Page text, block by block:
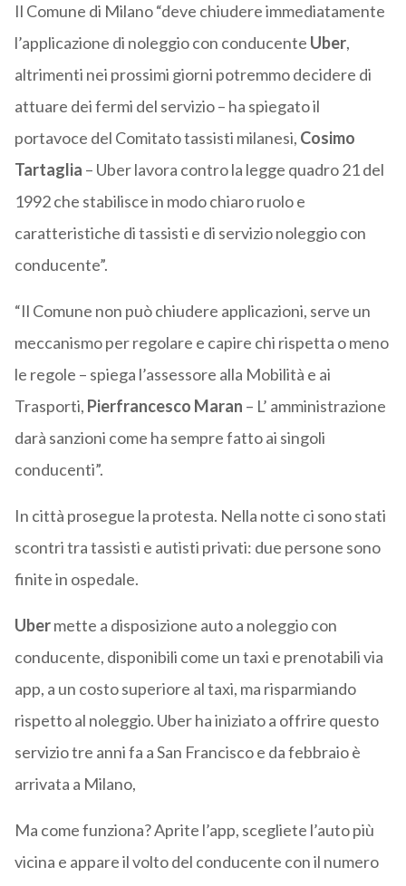
Il Comune di Milano “deve chiudere immediatamente
l’applicazione di noleggio con conducente Uber,
altrimenti nei prossimi giorni potremmo decidere di
attuare dei fermi del servizio – ha spiegato il
portavoce del Comitato tassisti milanesi, Cosimo
Tartaglia – Uber lavora contro la legge quadro 21 del
1992 che stabilisce in modo chiaro ruolo e
caratteristiche di tassisti e di servizio noleggio con
conducente”.
“Il Comune non può chiudere applicazioni, serve un
meccanismo per regolare e capire chi rispetta o meno
le regole – spiega l’assessore alla Mobilità e ai
Trasporti, Pierfrancesco Maran – L’ amministrazione
darà sanzioni come ha sempre fatto ai singoli
conducenti”.
In città prosegue la protesta. Nella notte ci sono stati
scontri tra tassisti e autisti privati: due persone sono
finite in ospedale.
Ubermette a disposizione auto a noleggio con
conducente, disponibili come un taxi e prenotabili via
app, a un costo superiore al taxi, ma risparmiando
rispetto al noleggio. Uber ha iniziato a offrire questo
servizio tre anni fa a San Francisco e da febbraio è
arrivata a Milano,
Ma come funziona? Aprite l’app, scegliete l’auto più
vicina e appare il volto del conducente con il numero